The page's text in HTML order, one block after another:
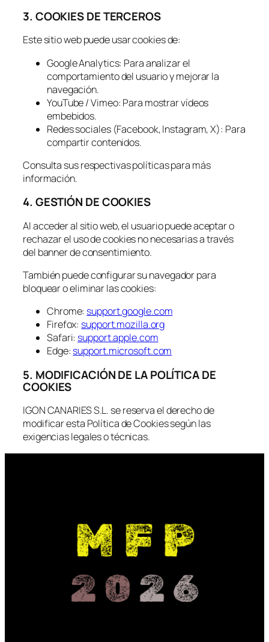
3. COOKIES DE TERCEROS
Este sitio web puede usar cookies de:
Google Analytics: Para analizar el
comportamiento del usuario y mejorar la
navegación.
YouTube / Vimeo: Para mostrar vídeos
embebidos.
Redes sociales (Facebook, Instagram, X): Para
compartir contenidos.
Consulta sus respectivas políticas para más
información.
4. GESTIÓN DE COOKIES
Al acceder al sitio web, el usuario puede aceptar o
rechazar el uso de cookies no necesarias a través
del banner de consentimiento.
También puede configurar su navegador para
bloquear o eliminar las cookies:
Chrome: support.google.com
Firefox: support.mozilla.org
Safari: support.apple.com
Edge: support.microsoft.com
5. MODIFICACIÓN DE LA POLÍTICA DE
COOKIES
IGON CANARIES S.L. se reserva el derecho de
modificar esta Política de Cookies según las
exigencias legales o técnicas.